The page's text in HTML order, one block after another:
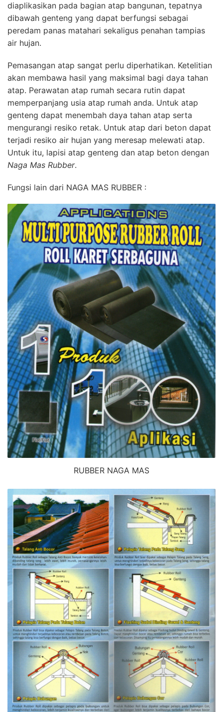
diaplikasikan pada bagian atap bangunan, tepatnya
dibawah genteng yang dapat berfungsi sebagai
peredam panas matahari sekaligus penahan tampias
air hujan.
Pemasangan atap sangat perlu diperhatikan. Ketelitian
akan membawa hasil yang maksimal bagi daya tahan
atap. Perawatan atap rumah secara rutin dapat
memperpanjang usia atap rumah anda. Untuk atap
genteng dapat menembah daya tahan atap serta
mengurangi resiko retak. Untuk atap dari beton dapat
terjadi resiko air hujan yang meresap melewati atap.
Untuk itu, lapisi atap genteng dan atap beton dengan
Naga Mas Rubber.
Fungsi lain dari NAGA MAS RUBBER :
RUBBER NAGA MAS